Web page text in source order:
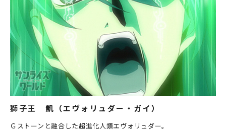
獅子王 凱（エヴォリュダー・ガイ）
Ｇストーンと融合した超進化人類エヴォリュダー。